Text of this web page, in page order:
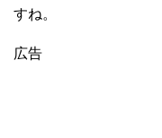
すね。
広告